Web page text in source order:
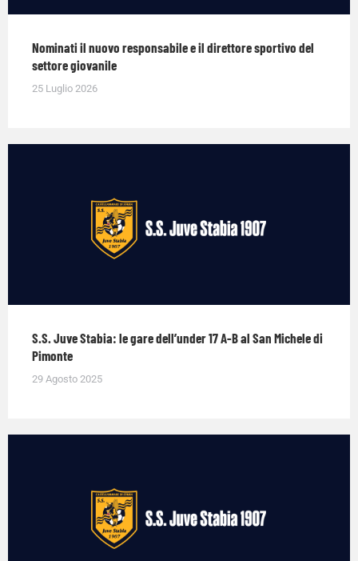
Nominati il nuovo responsabile e il direttore sportivo del
settore giovanile
25 Luglio 2026
S.S. Juve Stabia: le gare dell’under 17 A-B al San Michele di
Pimonte
29 Agosto 2025